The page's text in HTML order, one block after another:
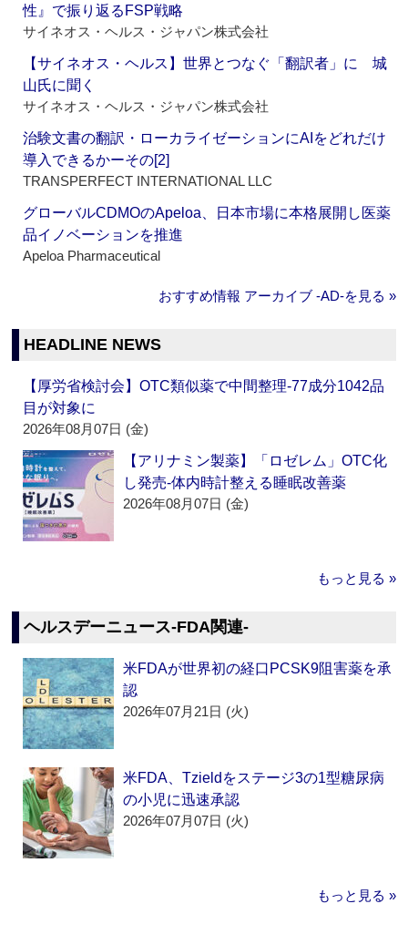
性』で振り返るFSP戦略
サイネオス・ヘルス・ジャパン株式会社
【サイネオス・ヘルス】世界とつなぐ「翻訳者」に 城
山氏に聞く
サイネオス・ヘルス・ジャパン株式会社
治験文書の翻訳・ローカライゼーションにAIをどれだけ
導入できるかーその[2]
TRANSPERFECT INTERNATIONAL LLC
グローバルCDMOのApeloa、日本市場に本格展開し医薬
品イノベーションを推進
Apeloa Pharmaceutical
おすすめ情報 アーカイブ ‐AD‐を見る »
HEADLINE NEWS
【厚労省検討会】OTC類似薬で中間整理‐77成分1042品
目が対象に
2026年08月07日 (金)
【アリナミン製薬】「ロゼレム」OTC化
し発売‐体内時計整える睡眠改善薬
2026年08月07日 (金)
もっと見る »
ヘルスデーニュース‐FDA関連‐
米FDAが世界初の経口PCSK9阻害薬を承
認
2026年07月21日 (火)
米FDA、Tzieldをステージ3の1型糖尿病
の小児に迅速承認
2026年07月07日 (火)
もっと見る »